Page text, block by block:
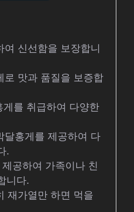
신선함을 보장합니
로 맛과 품질을 보증합
를 취급하여 다양한
달홍게를 제공하여 다
.
공하여 가족이나 친
니다.
재가열만 하면 먹을